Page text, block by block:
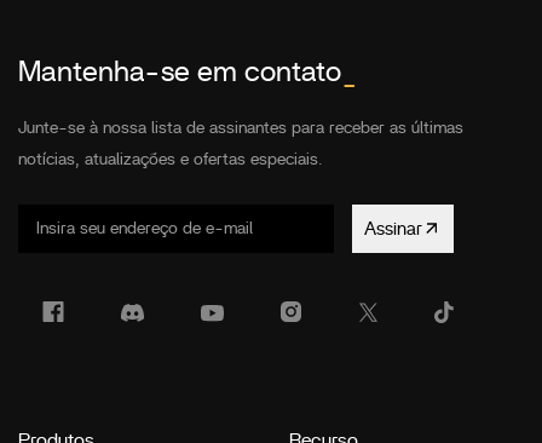
Mantenha-se em contato
Junte-se à nossa lista de assinantes para receber as últimas
notícias, atualizações e ofertas especiais.
Assinar